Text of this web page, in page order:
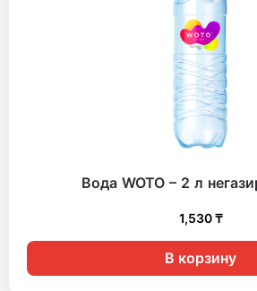
Вода WOTO – 2 л
1,530₸
В корзину